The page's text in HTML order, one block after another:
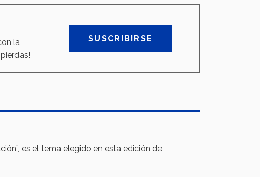
la
SUSCRIBIRSE
es el tema elegido en esta edición de